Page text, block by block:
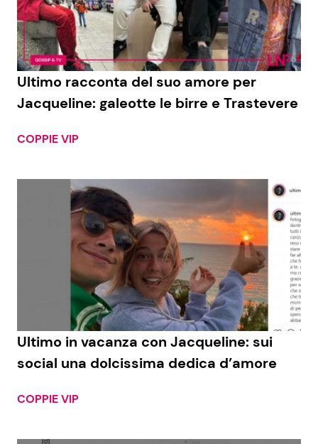
Economia
Persone Scomparse
Fiction e Serie TV
Programmi TV
Reality e Talent
ShowBiz
News Cinema
News Musica
News Spettacolo
Social News
News dal mondo
Benessere Cucina e Ricette
Ultimo racconta del suo amore per
Jacqueline: galeotte le birre e Trastevere
COPPIE VIP
Ultimo in vacanza con Jacqueline: sui
social una dolcissima dedica d’amore
COPPIE VIP